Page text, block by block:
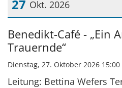
27 Okt. 2026
Datum: 27. Oktober 2026
Benedikt-Café - „Ein
Trauernde“
Dienstag, 27. Oktober 2026 15:00
Leitung: Bettina Wefers